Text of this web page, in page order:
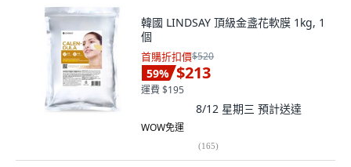
韓國 LINDSAY 頂級金盞花軟膜 1kg, 1
個
首購折扣價$520
59% $213
運費 $195
8/12 星期三 預計送達
WOW免運
(165)